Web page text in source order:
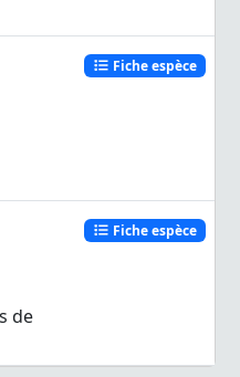
Fiche espèce
de
Fiche espèce